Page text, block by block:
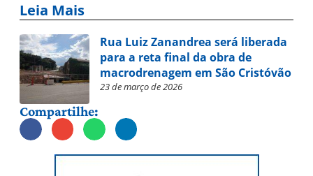
Leia Mais
Rua Luiz Zanandrea será liberada
para a reta final da obra de
macrodrenagem em São Cristóvão
23 de março de 2026
Compartilhe: